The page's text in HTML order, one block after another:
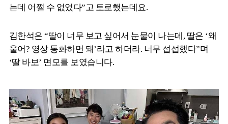
는데 어쩔 수 없었다”고 토로했는데요.
김한석은 “딸이 너무 보고 싶어서 눈물이 나는데, 딸은 ‘왜
울어? 영상 통화하면 돼’라고 하더라. 너무 섭섭했다”며
‘딸 바보’ 면모를 보였습니다.